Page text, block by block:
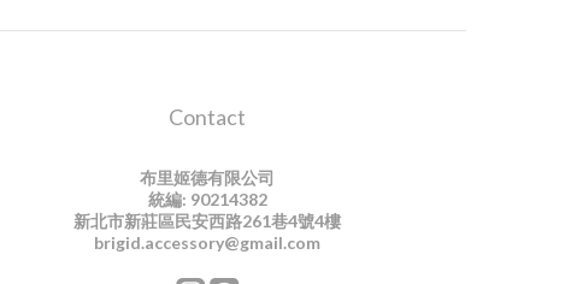
Contact
布里姬德有限公司
統編: 90214382
新北市新莊區民安西路261巷4號4樓
brigid.accessory@gmail.com